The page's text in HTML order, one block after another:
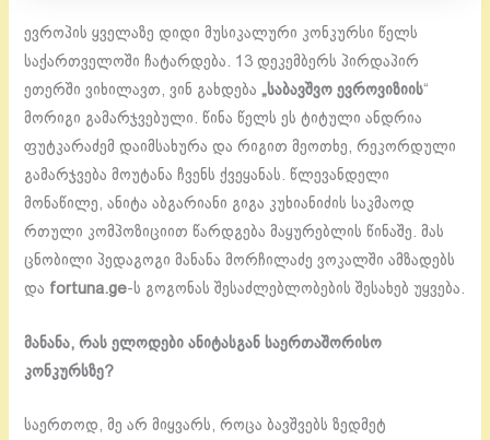
ევროპის ყველაზე დიდი მუსიკალური კონკურსი წელს
საქართველოში ჩატარდება. 13 დეკემბერს პირდაპირ
ეთერში ვიხილავთ, ვინ გახდება „საბავშვო ევროვიზიის“
მორიგი გამარჯვებული. წინა წელს ეს ტიტული ანდრია
ფუტკარაძემ დაიმსახურა და რიგით მეოთხე, რეკორდული
გამარჯვება მოუტანა ჩვენს ქვეყანას. წლევანდელი
მონაწილე, ანიტა აბგარიანი გიგა კუხიანიძის საკმაოდ
რთული კომპოზიციით წარდგება მაყურებლის წინაშე. მას
ცნობილი პედაგოგი მანანა მორჩილაძე ვოკალში ამზადებს
და fortuna.ge-ს გოგონას შესაძლებლობების შესახებ უყვება.
მანანა, რას ელოდები ანიტასგან საერთაშორისო
კონკურსზე?
საერთოდ, მე არ მიყვარს, როცა ბავშვებს ზედმეტ